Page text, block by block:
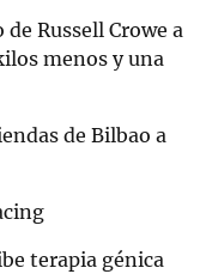
Russell Crowe a
menos y una
de Bilbao a
terapia génica